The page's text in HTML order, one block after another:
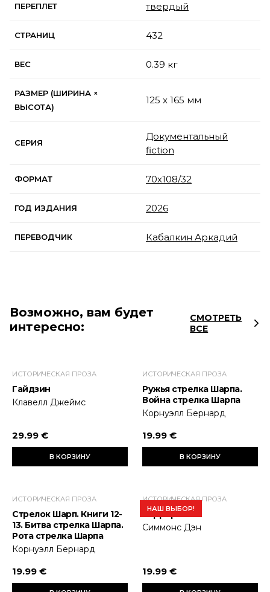
ПЕРЕПЛЕТ твердый
СТРАНИЦ 432
ВЕС 0.39 кг
РАЗМЕР (ШИРИНА ×
ВЫСОТА)
125 x 165 мм
СЕРИЯ
Документальный
fiction
ФОРМАТ 70х108/32
ГОД ИЗДАНИЯ 2026
ПЕРЕВОДЧИК Кабалкин Аркадий
Возможно, вам будет
интересно:
СМОТРЕТЬ
ВСЕ
ИСТОРИЧЕСКАЯ ПРОЗА
Гайдзин
Клавелл Джеймс
29.99 €
В КОРЗИНУ
ИСТОРИЧЕСКАЯ ПРОЗА
Ружья стрелка Шарпа.
Война стрелка Шарпа
Корнуэлл Бернард
19.99 €
В КОРЗИНУ
ИСТОРИЧЕСКАЯ ПРОЗА
Стрелок Шарп. Книги 12-
13. Битва стрелка Шарпа.
Рота стрелка Шарпа
Корнуэлл Бернард
19.99 €
НАШ ВЫБОР!
ИСТОРИЧЕСКАЯ ПРОЗА
Террор
Симмонс Дэн
19.99 €